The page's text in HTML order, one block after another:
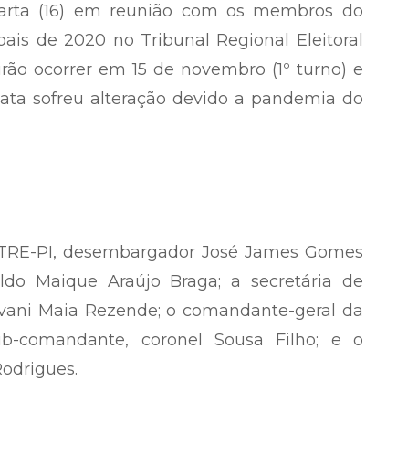
(16) em reunião com os membros do
de 2020 no Tribunal Regional Eleitoral
ocorrer em 15 de novembro (1º turno) e
sofreu alteração devido a pandemia do
PI, desembargador José James Gomes
Maique Araújo Braga; a secretária de
Maia Rezende; o comandante-geral da
comandante, coronel Sousa Filho; e o